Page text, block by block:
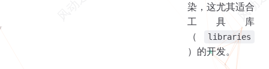
染，这尤其适合
工具库
（
libraries
）的开发。